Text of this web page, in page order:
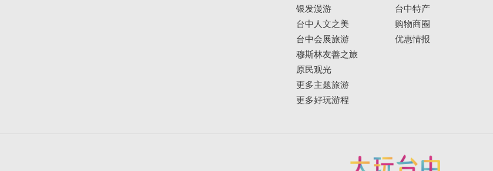
银发漫游
台中人文之美
台中会展旅游
穆斯林友善之旅
原民观光
更多主题旅游
更多好玩游程
台中特产
购物商圈
优惠情报